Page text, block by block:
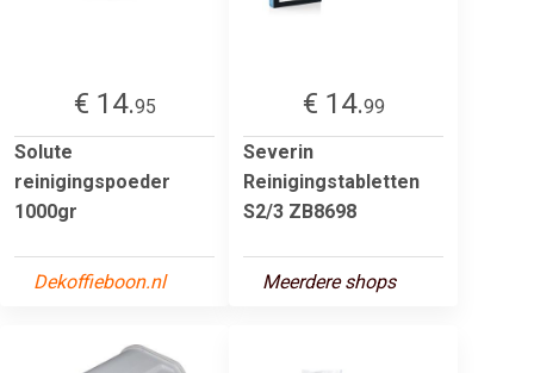
€ 14.95
Solute
reinigingspoeder
1000gr
Dekoffieboon.nl
€ 14.99
Severin
Reinigingstabletten
S2/3 ZB8698
Meerdere shops